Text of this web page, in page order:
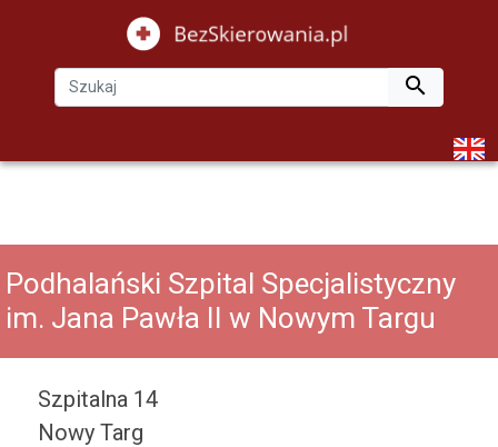

Podhalański Szpital Specjalistyczny
im. Jana Pawła II w Nowym Targu
Szpitalna 14
Nowy Targ